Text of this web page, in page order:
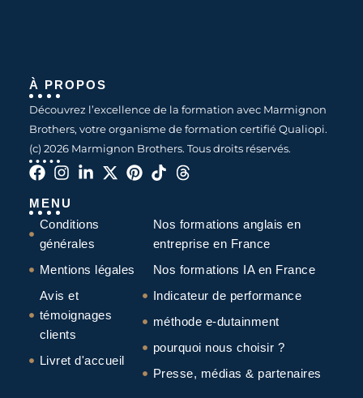
À PROPOS
Découvrez l’excellence de la formation avec Marmignon
Brothers, votre organisme de formation certifié Qualiopi.
(c) 2026 Marmignon Brothers. Tous droits réservés.
MENU
Conditions
générales
Mentions légales
Avis et
témoignages
clients
Livret d'accueil
Nos formations anglais en
entreprise en France
Nos formations IA en France
Indicateur de performance
méthode e-dutainment
pourquoi nous choisir ?
Presse, médias & partenaires